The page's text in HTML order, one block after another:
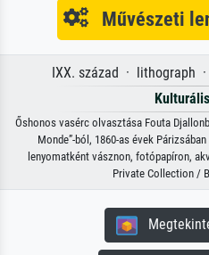
Művészeti
IXX. század · lithograph
Őshonos vasérc olvasztása Fouta
Monde”-ból, 1860-as évek
lenyomatként vásznon, fotópapíron,
Private Collection /